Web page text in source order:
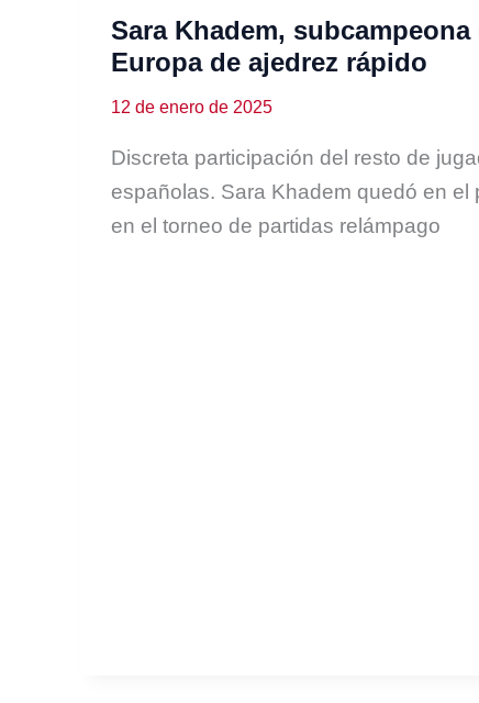
Sara Khadem, subcampeona
Europa de ajedrez rápido
12 de enero de 2025
Discreta participación del resto de
españolas. Sara Khadem quedó en el
en el torneo de partidas relámpago